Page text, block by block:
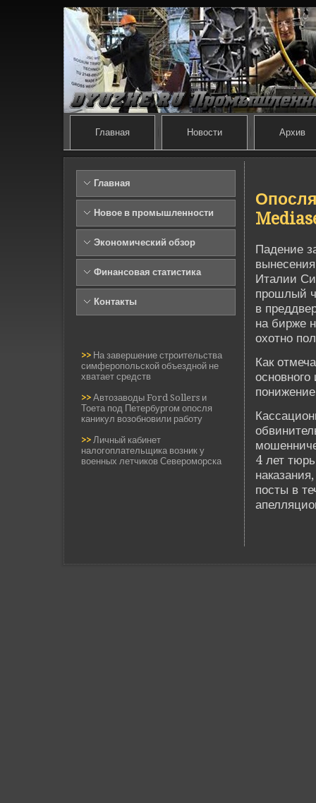
Главная Новости Архив
Главная
Новое в промышленности
Экономический обзор
Финансовая статистика
Контакты
>> На завершение строительства
симферопольской объездной не
хватает средств
>> Автозаводы Ford Sollers и
Тоета под Петербургом опосля
каникул возобновили работу
>> Личный кабинет
налогоплательщика возник у
военных летчиков Североморска
Паде­ние
Италии
прошлый
в
на би­рже
охотно
Как
4 лет
посты в